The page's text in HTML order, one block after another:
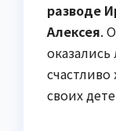
разводе
Алексея.
своих